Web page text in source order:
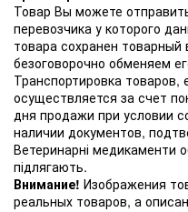
Товар Вы можете
перевозчика у которого
товара сохранен товарный
безоговорочно обменяем
Транспортировка
осуществляется за счет
дня продажи при условии
наличии документов,
Ветеринарні медикаменти
підлягають.
Внимание! Изображения
реальных товаров, а